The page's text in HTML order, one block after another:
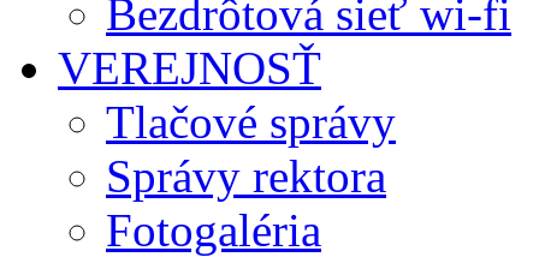
Bezdrôtová sieť wi-fi
VEREJNOSŤ
Tlačové správy
Správy rektora
Fotogaléria